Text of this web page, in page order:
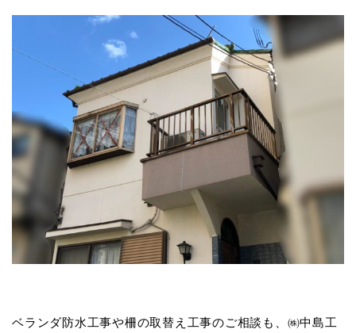
ベランダ防水工事や柵の取替え工事のご相談も、㈱中島工